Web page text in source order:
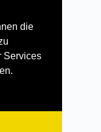
die
Services